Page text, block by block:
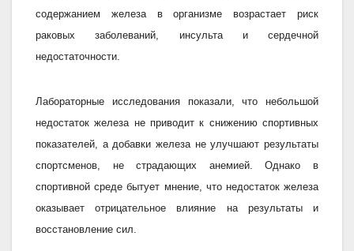
содержанием железа в организме возрастает риск
раковых заболеваний, инсульта и сердечной
недостаточности.
Лабораторные исследования показали, что небольшой
недостаток железа не приводит к снижению спортивных
показателей, а добавки железа не улучшают результаты
спортсменов, не страдающих анемией. Однако в
спортивной среде бытует мнение, что недостаток железа
оказывает отрицательное влияние на результаты и
восстановление сил.